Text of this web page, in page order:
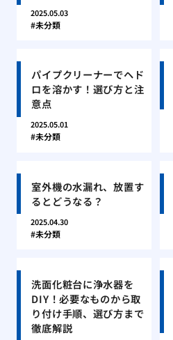
2025.05.03
未分類
パイプクリーナーでヘド
ロを溶かす！選び方と注
意点
2025.05.01
未分類
室外機の水漏れ、放置す
るとどうなる？
2025.04.30
未分類
洗面化粧台に浄水器を
DIY！必要なものから取
り付け手順、選び方まで
徹底解説